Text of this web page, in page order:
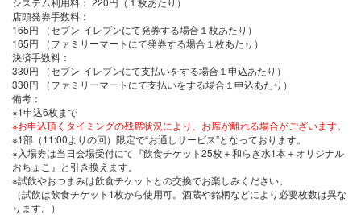
店頭発券手数料 ：
165円 （セブン-イレブンにて発券する場合１枚あたり）
165円 （ファミリーマートにて発券する場合１枚あたり）
決済手数料 ：
330円 （セブン-イレブンにて支払いをする場合１申込あたり）
330円 （ファミリーマートにて支払いをする場合１申込あたり）
備考：
※1申込6枚まで
※お申込頂くタイミングの残席状況により、お席が離れる場合がございます。
※1部（11:00よりの回）限定で“お通しサービス”となっております。
※入場券は当日会場受付にて『飲食チケット25枚＋和らぎ水1本＋オリジナル
おちょこ』と引き換えます。
※試飲やおつまみは飲食チケットとの交換でお楽しみください。
（試飲は飲食チケット1枚から使用可。酒蔵や銘柄などにより必要枚数は異な
ります。）